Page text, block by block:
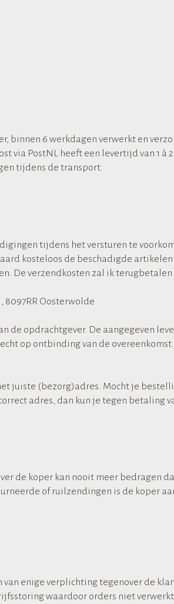
binnen 6 werkdagen verwerkt en
via PostNL heeft een levertijd van 1 à
tijdens de transport.
tijdens het versturen te
kosteloos de beschadigde
De verzendkosten zal ik
8097RR Oosterwolde
de opdrachtgever. De aangegeven
op ontbinding van de
juiste (bezorg)adres. Mocht je
adres, dan kun je tegen betaling
de koper kan nooit meer bedragen
of ruilzendingen is de koper
enige verplichting tegenover de
waardoor orders niet